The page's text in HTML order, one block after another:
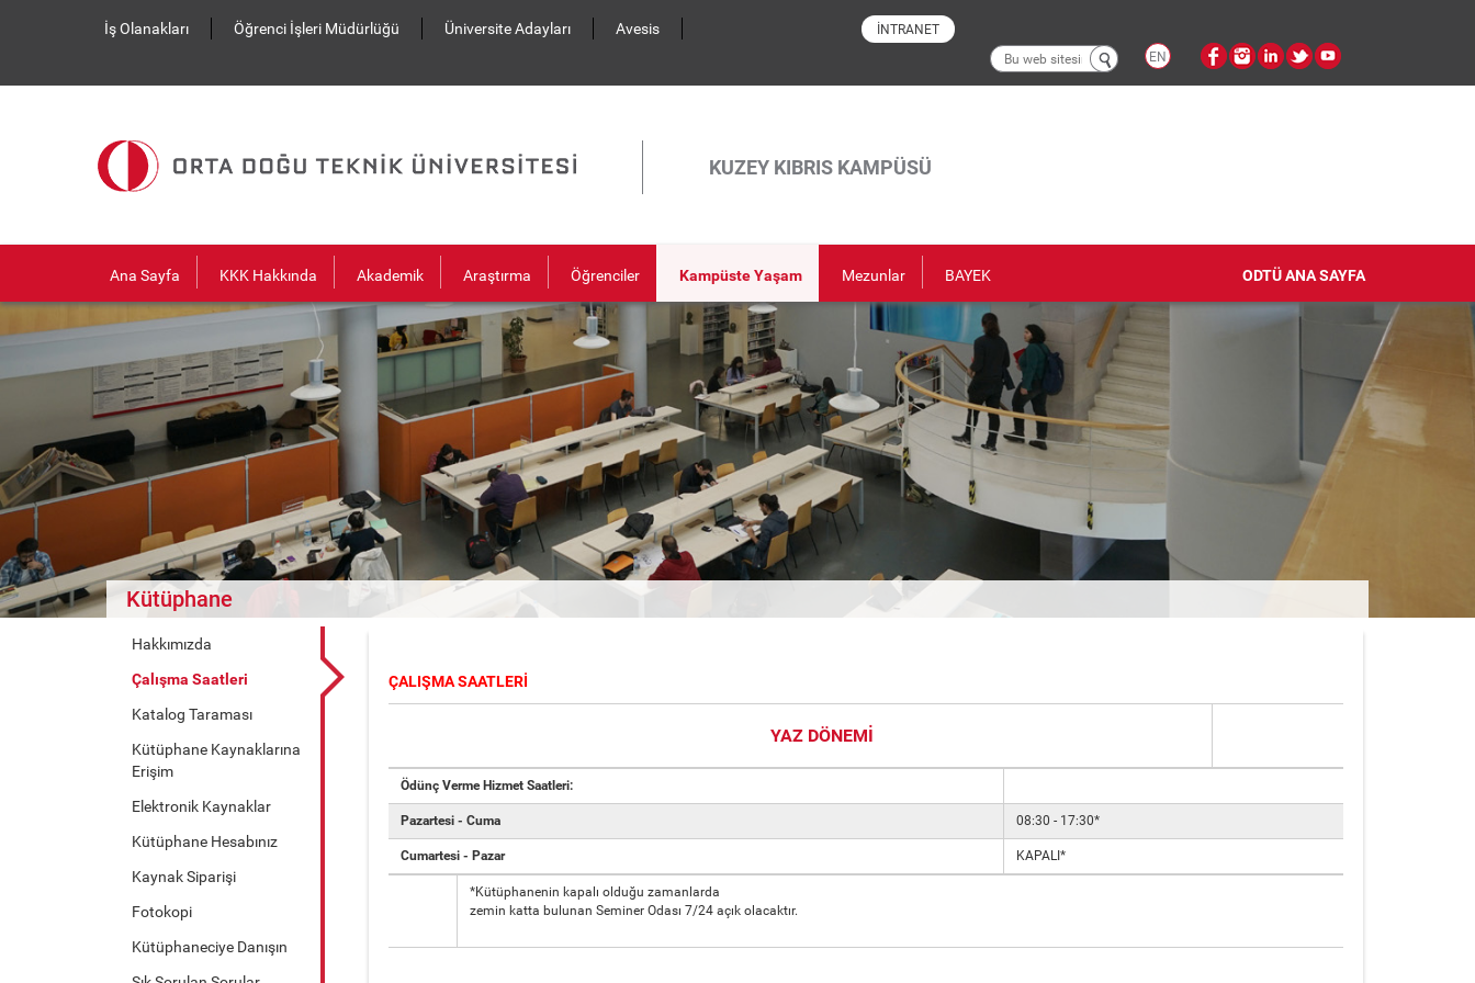
İş Olanakları
Öğrenci İşleri Müdürlüğü Üniversite Adayları Avesis İNTRANET
Arama
EN
KUZEY KIBRIS KAMPÜSÜ
Ana Sayfa KKK Hakkında Akademik Araştırma Öğrenciler Kampüste Yaşam Mezunlar BAYEK ODTÜ ANA SAYFA
Kütüphane
Hakkımızda
Çalışma Saatleri
Katalog Taraması
Kütüphane Kaynaklarına
Erişim
Elektronik Kaynaklar
Kütüphane Hesabınız
Kaynak Siparişi
Fotokopi
Kütüphaneciye Danışın
ÇALIŞMA SAATLERİ
YAZ DÖNEMİ
Ödünç Verme Hizmet Saatleri:
Pazartesi - Cuma 08:30 - 17:30*
Cumartesi - Pazar KAPALI*
*Kütüphanenin kapalı olduğu zamanlarda
zemin katta bulunan Seminer Odası 7/24 açık olacaktır.